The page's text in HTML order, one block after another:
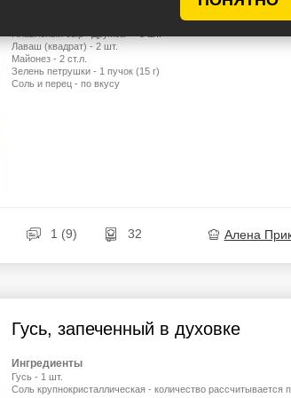
Лаваш (квадрат) - 2 шт.
Майонез - 2 ст.л.
Зелень петрушки - 1 пучок (15 г)
Соль и перец - по вкусу
1 (9) 32 Алена
Гусь, запеченный в духовке
Ингредиенты
Гусь - 1 шт.
Соль крупнокристаллическая - количество рассчитывается